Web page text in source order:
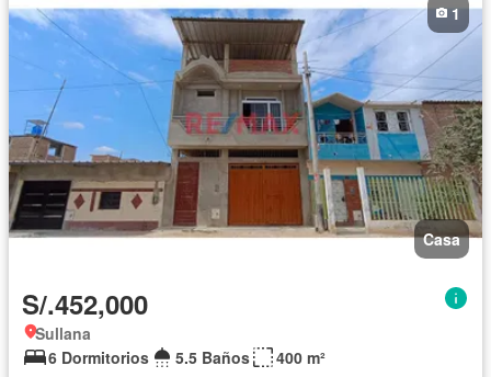
Casa
1
S/.452,000
Sullana
6 Dormitorios
5.5 Baños 400 m²